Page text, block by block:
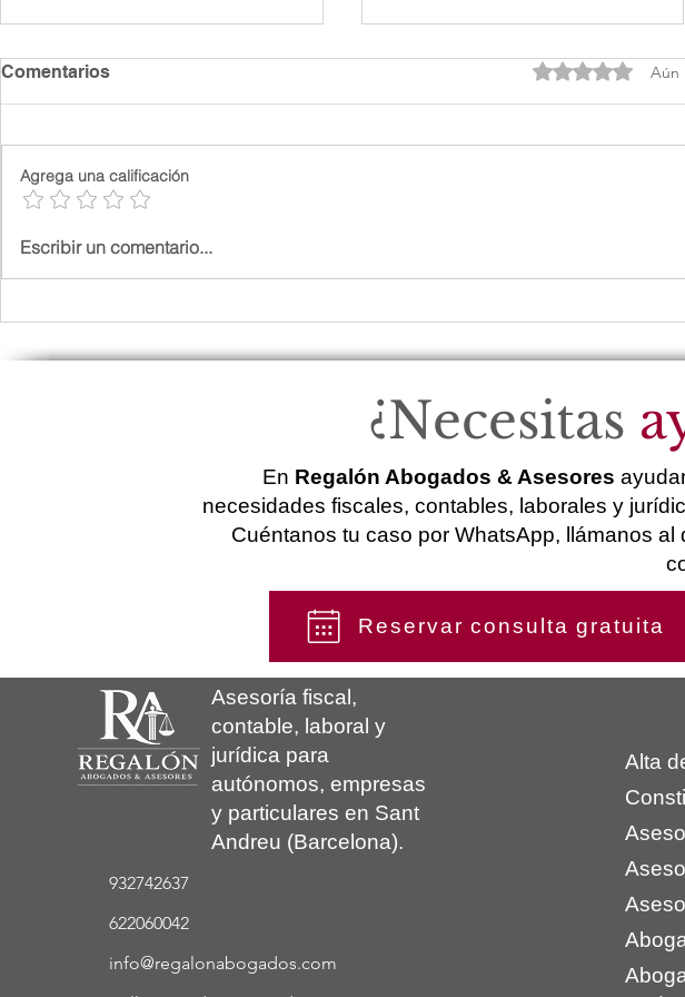
Guía práctica para darse de
Comentarios Obtuvo 0 de 5Aún
Agrega una calificación
Escribir un comentario...
¿Necesitas
En Regalón Abogados & Asesores
necesidades fiscales, contables, laborales y
Cuéntanos tu caso por WhatsApp, llámanos
Reservar consulta gratuita
Asesoría fiscal,
contable, laboral y
jurídica para
autónomos, empresas
y particulares en Sant
Andreu (Barcelona).
932742637
622060042
info@regalonabogados.com
Alta